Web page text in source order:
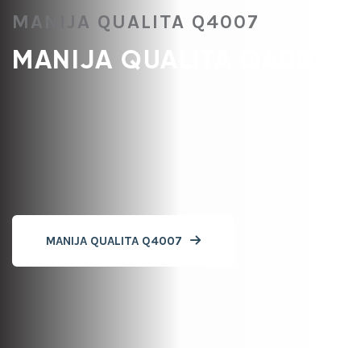
MANIJA QUALITA Q4007
MANIJA QUALITA Q4007
MANIJA QUALITA Q4007